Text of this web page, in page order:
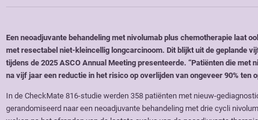
Een neoadjuvante behandeling met nivolumab plus chemotherapie laat
met resectabel niet-kleincellig longcarcinoom. Dit blijkt uit de geplande
tijdens de 2025 ASCO Annual Meeting presenteerde. “Patiënten die
na vijf jaar een reductie in het risico op overlijden van ongeveer 90% ten
In de CheckMate 816-studie werden 358 patiënten met nieuw-
gerandomiseerd naar een neoadjuvante behandeling met drie cycli